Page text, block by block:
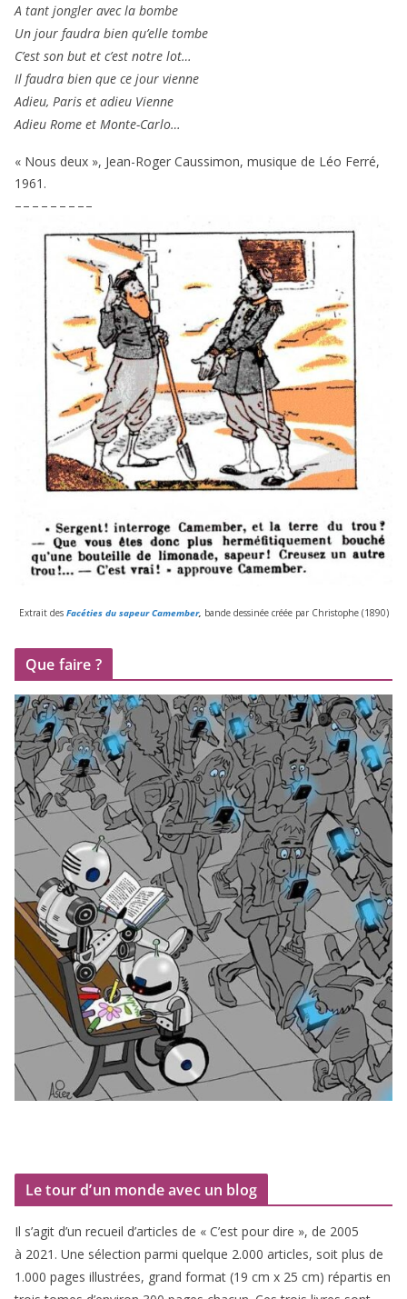
A tant jon­gler avec la bombe
Un jour fau­dra bien qu’elle tombe
C’est son but et c’est notre lot…
Il fau­dra bien que ce jour vienne
Adieu, Paris et adieu Vienne
Adieu Rome et Monte-Carlo…
« Nous deux », Jean-Roger Caussimon, musique de Léo Ferré,
1961 .
– – – – – – – – –
Extrait desFacéties du sapeur Camember, bande des­si­née créée par Christophe (1890)
Que faire ?
Le tour d’un monde avec un blog
Il s’agit d’un recueil d’ar­ticles de « C’est pour dire », de 2005
à 2021 . Une sélec­tion par­mi quelque 2.000 articles, soit plus de
1 .000 pages illus­trées, grand for­mat (19 cm x 25 cm) répar­tis en